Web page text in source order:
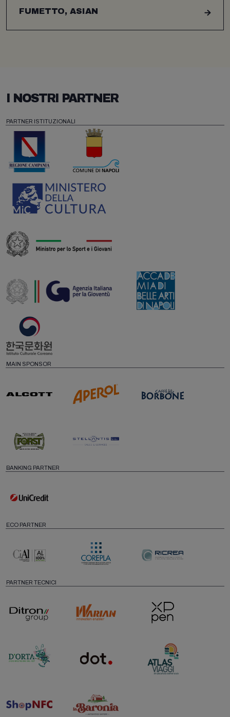
FUMETTO, ASIAN
I NOSTRI PARTNER
PARTNER ISTITUZIONALI
MAIN SPONSOR
BANKING PARTNER
ECO PARTNER
PARTNER TECNICI